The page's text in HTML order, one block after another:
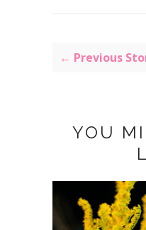
← Previous
YOU